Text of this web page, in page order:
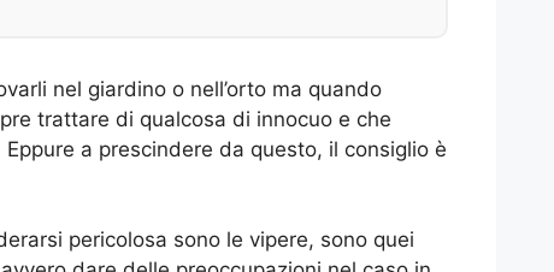
nel giardino o nell’orto ma quando
trattare di qualcosa di innocuo e che
a prescindere da questo, il consiglio è
pericolosa sono le vipere, sono quei